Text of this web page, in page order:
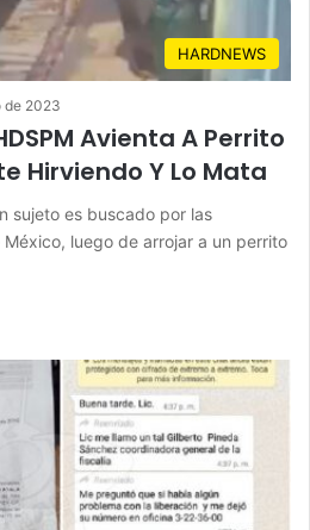
HARDNEWS
de 2023
Avienta A Perrito
Hirviendo Y Lo Mata
sujeto es buscado por las
luego de arrojar a un perrito